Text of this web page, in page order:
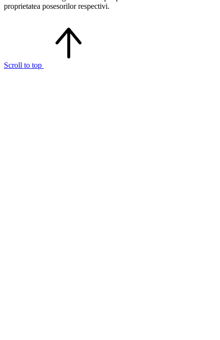
proprietatea posesorilor respectivi.
Scroll to top